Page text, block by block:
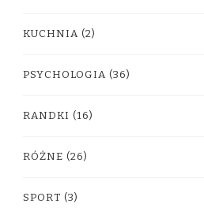
KUCHNIA (2)
PSYCHOLOGIA (36)
RANDKI (16)
RÓŻNE (26)
SPORT (3)